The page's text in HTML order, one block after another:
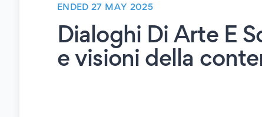
ENDED 27 MAY 2025
Dialoghi Di Arte E
e visioni della